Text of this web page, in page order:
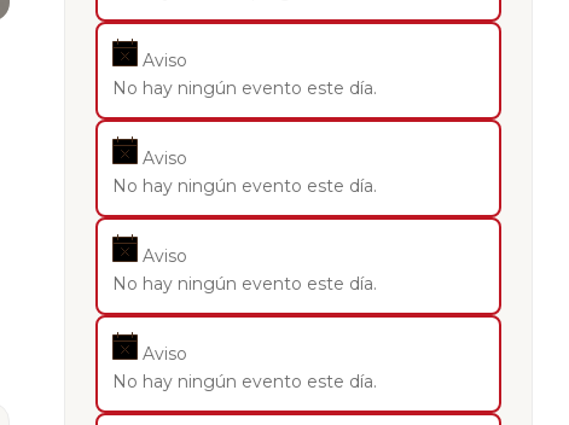
Aviso
No hay ningún evento este día.
Aviso
No hay ningún evento este día.
Aviso
No hay ningún evento este día.
Aviso
No hay ningún evento este día.